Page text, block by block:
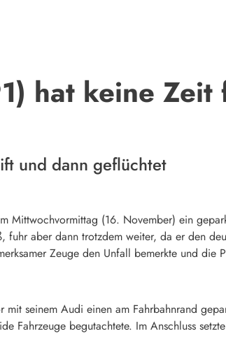
hat keine
und dann geflüchtet
Mittwochvormittag (16. November) ein
fuhr aber dann trotzdem weiter, da er den
Zeuge den Unfall bemerkte und die
seinem Audi einen am Fahrbahnrand
Fahrzeuge begutachtete. Im Anschluss